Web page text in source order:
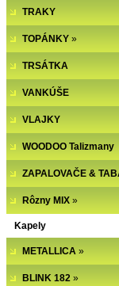
TRAKY
TOPÁNKY »
TRSÁTKA
VANKÚŠE
VLAJKY
WOODOO Talizmany
ZAPALOVAČE &
Rôzny MIX »
Kapely
METALLICA »
BLINK 182 »